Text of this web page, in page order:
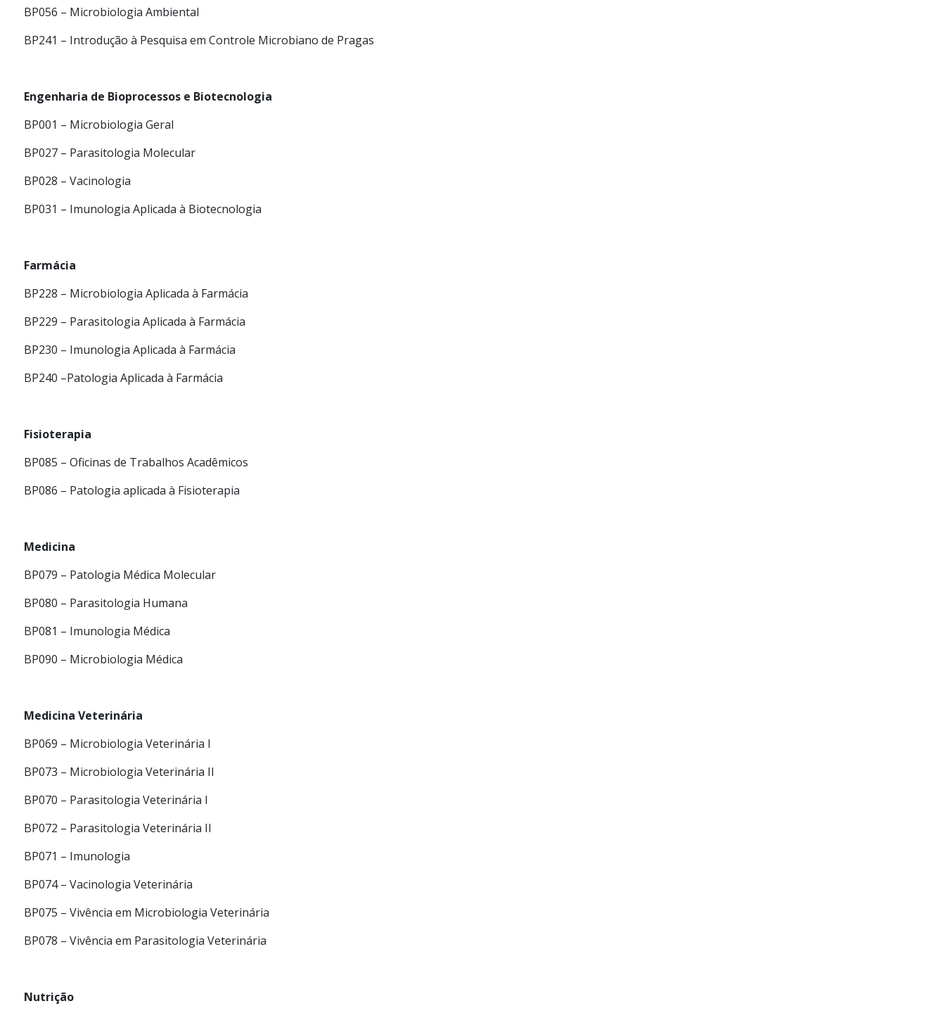
BP056 – Microbiologia Ambiental
BP241 – Introdução à Pesquisa em Controle Microbiano de Pragas
Engenharia de Bioprocessos e Biotecnologia
BP001 – Microbiologia Geral
BP027 – Parasitologia Molecular
BP028 – Vacinologia
BP031 – Imunologia Aplicada à Biotecnologia
Farmácia
BP228 – Microbiologia Aplicada à Farmácia
BP229 – Parasitologia Aplicada à Farmácia
BP230 – Imunologia Aplicada à Farmácia
BP240 –Patologia Aplicada à Farmácia
Fisioterapia
BP085 – Oficinas de Trabalhos Acadêmicos
BP086 – Patologia aplicada à Fisioterapia
Medicina
BP079 – Patologia Médica Molecular
BP080 – Parasitologia Humana
BP081 – Imunologia Médica
BP090 – Microbiologia Médica
Medicina Veterinária
BP069 – Microbiologia Veterinária I
BP073 – Microbiologia Veterinária II
BP070 – Parasitologia Veterinária I
BP072 – Parasitologia Veterinária II
BP071 – Imunologia
BP074 – Vacinologia Veterinária
BP075 – Vivência em Microbiologia Veterinária
BP078 – Vivência em Parasitologia Veterinária
Nutrição